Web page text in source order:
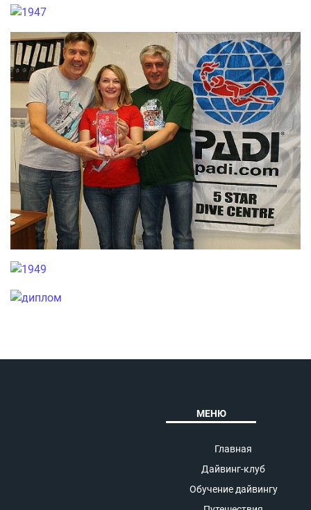
МЕНЮ
Главная
Дайвинг-клуб
Обучение дайвингу